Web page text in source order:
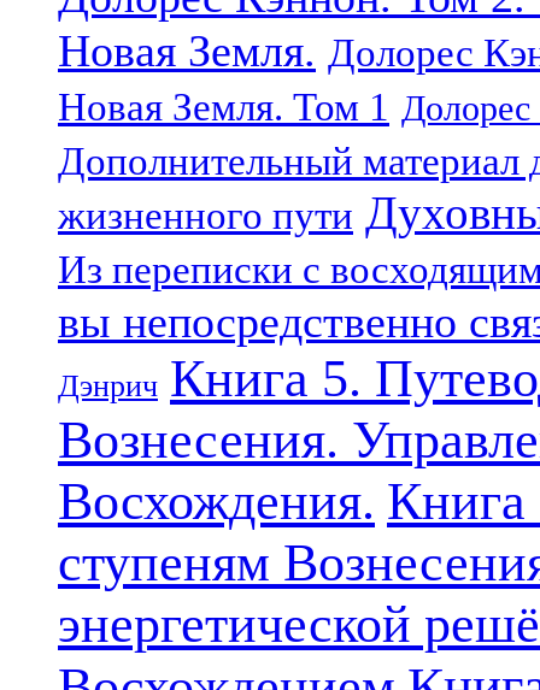
Новая Земля. Долорес
Новая Земля. Том 1
Дополнительный материал
жизненного пути
Из переписки с
вы непосредственно
Дэнрич Книга 5.
Вознесения.
Восхождения. Книга
ступеням
энергетической